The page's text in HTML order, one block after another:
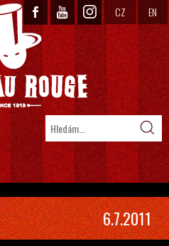
CZ EN
6.7.2011